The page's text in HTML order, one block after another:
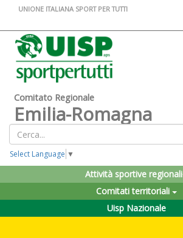
UNIONE ITALIANA SPORT PER TUTTI
Comitato Regionale
Emilia-Romagna
Select Language ▼
Attività sportive regionali
Comitati territoriali
Uisp Nazionale